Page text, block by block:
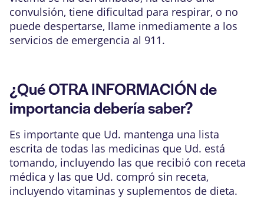
convulsión, tiene dificultad para respirar, o no
puede despertarse, llame inmediamente a los
servicios de emergencia al 911.
¿Qué OTRA INFORMACIÓN de
importancia debería saber?
Es importante que Ud. mantenga una lista
escrita de todas las medicinas que Ud. está
tomando, incluyendo las que recibió con receta
médica y las que Ud. compró sin receta,
incluyendo vitaminas y suplementos de dieta.